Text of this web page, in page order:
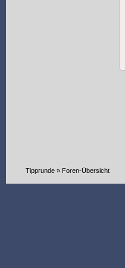
Tipprunde » Foren-Übersicht